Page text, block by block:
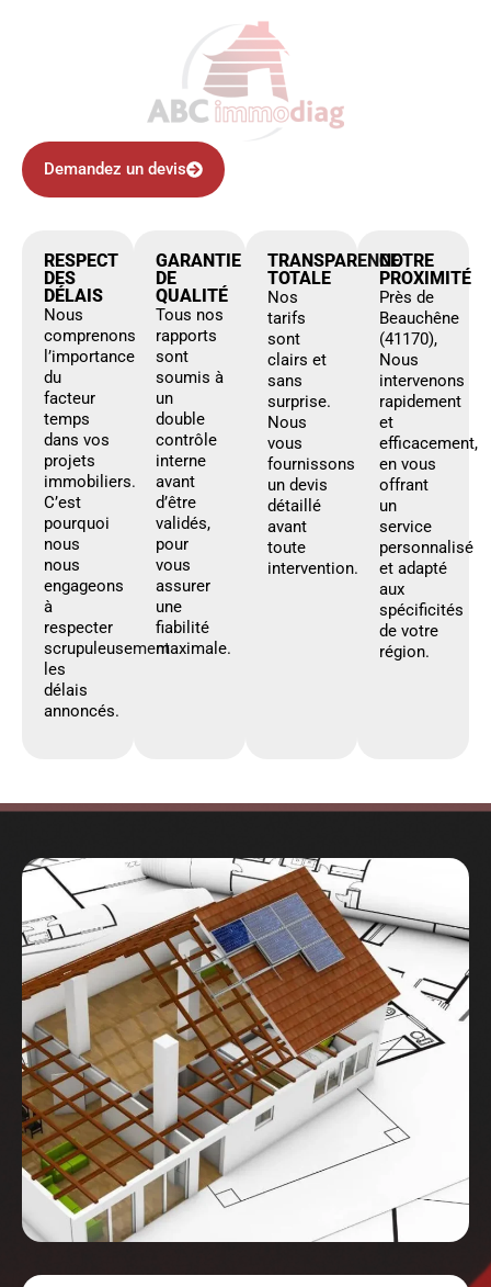
Demandez un devis
RESPECT
DES
DÉLAIS
Nous
comprenons
l’importance
du
facteur
temps
dans vos
projets
immobiliers.
C’est
pourquoi
nous
nous
engageons
à
respecter
scrupuleusement
les
délais
annoncés.
GARANTIE
DE
QUALITÉ
Tous nos
rapports
sont
soumis à
un
double
contrôle
interne
avant
d’être
validés,
pour
vous
assurer
une
fiabilité
maximale.
TRANSPARENCE
TOTALE
Nos
tarifs
sont
clairs et
sans
surprise.
Nous
vous
fournissons
un devis
détaillé
avant
toute
intervention.
NOTRE
PROXIMITÉ
Près de
Beauchêne
(41170),
Nous
intervenons
rapidement
et
efficacement,
en vous
offrant
un
service
personnalisé
et adapté
aux
spécificités
de votre
région.